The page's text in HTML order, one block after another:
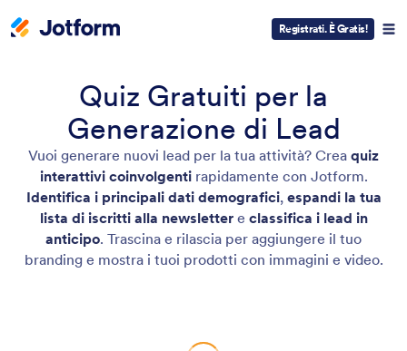
Registrati. È Gratis!
Quiz Gratuiti per la
Generazione di Lead
Vuoi generare nuovi lead per la tua attività? Crea quiz
interattivi coinvolgentirapidamente con Jotform.
Identifica i principali dati demografici, espandi la tua
lista di iscritti alla newslettere classifica i lead in
anticipo. Trascina e rilascia per aggiungere il tuo
branding e mostra i tuoi prodotti con immagini e video.